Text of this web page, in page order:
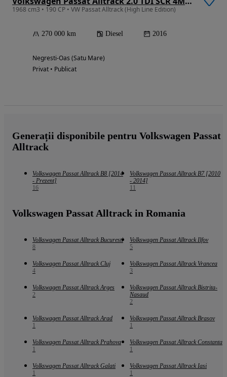
1968 cm3 • 190 CP • VW Passat Alltrack (High Line Edition)
270 000 km Diesel 2016
Negresti-Oas (Satu Mare)
Privat • Publicat
Generații disponibile pentru Volkswagen Passat
Alltrack
Volkswagen Passat Alltrack B8 [2014
- Prezent]
16
Volkswagen Passat Alltrack B7 [2010
- 2014]
11
Volkswagen Passat Alltrack in Romania
Volkswagen Passat Alltrack Bucuresti
8
Volkswagen Passat Alltrack Ilfov
5
Volkswagen Passat Alltrack Cluj
4
Volkswagen Passat Alltrack Vrancea
3
Volkswagen Passat Alltrack Arges
2
Volkswagen Passat Alltrack Bistrita-
Nasaud
2
Volkswagen Passat Alltrack Arad
1
Volkswagen Passat Alltrack Brasov
1
Volkswagen Passat Alltrack Prahova
1
Volkswagen Passat Alltrack Constanta
1
Volkswagen Passat Alltrack Galati
1
Volkswagen Passat Alltrack Iasi
1